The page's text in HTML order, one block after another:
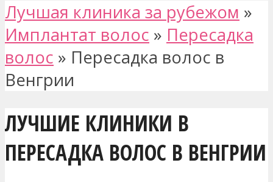
Лучшая клиника за рубежом »
Имплантат волос » Пересадка
волос » Пересадка волос в
Венгрии
ЛУЧШИЕ КЛИНИКИ В
ПЕРЕСАДКА ВОЛОС В ВЕНГРИИ